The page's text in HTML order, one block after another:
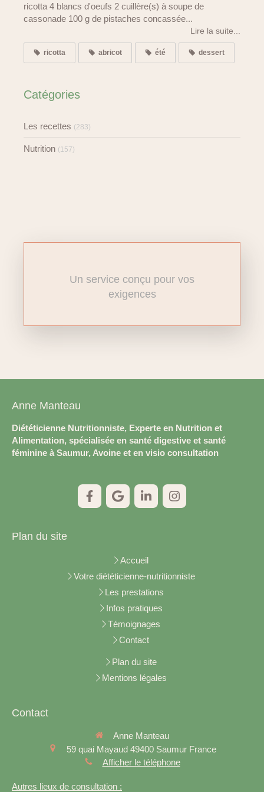
ricotta 4 blancs d'oeufs 2 cuillère(s) à soupe de
cassonade 100 g de pistaches concassée...
Lire la suite...
ricotta abricot été dessert
Catégories
Les recettes (283)
Nutrition (157)
Un service conçu pour vos
exigences
Anne Manteau
Diététicienne Nutritionniste, Experte en Nutrition et
Alimentation, spécialisée en santé digestive et santé
féminine à Saumur, Avoine et en visio consultation
Plan du site
Accueil
Votre diététicienne-nutritionniste
Les prestations
Infos pratiques
Témoignages
Contact
Plan du site
Mentions légales
Contact
Anne Manteau
59 quai Mayaud 49400 Saumur France
Afficher le téléphone
Autres lieux de consultation :